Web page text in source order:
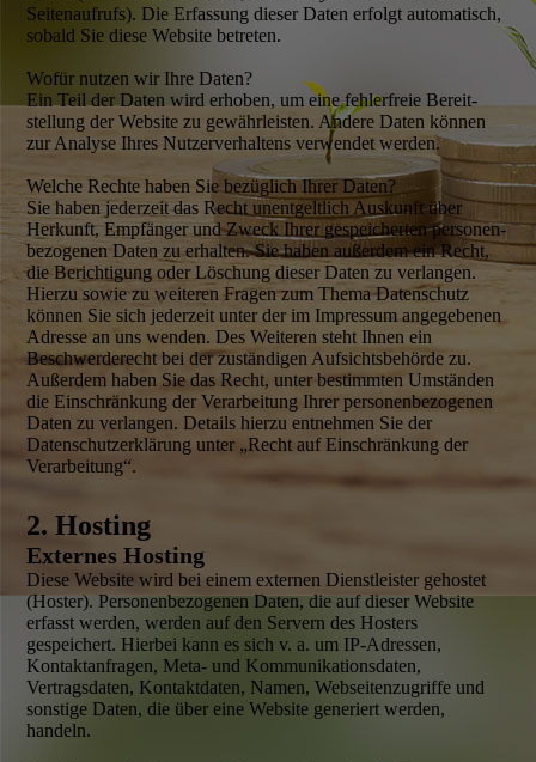
Seitenaufrufs). Die Erfassung dieser Daten erfolgt auto­matisch,
sobald Sie diese Website betreten.
Wofür nutzen wir Ihre Daten?
Ein Teil der Daten wird erhoben, um eine fehlerfreie Bereit­
stellung der Website zu gewähr­leisten. Andere Daten können
zur Analyse Ihres Nutzerverhaltens verwendet werden.
Welche Rechte haben Sie bezüglich Ihrer Daten?
Sie haben jederzeit das Recht unentgeltlich Auskunft über
Herkunft, Empfänger und Zweck Ihrer gespeicherten personen­
bezogenen Daten zu erhalten. Sie haben außerdem ein Recht,
die Berichtigung oder Löschung dieser Daten zu verlangen.
Hierzu sowie zu weiteren Fragen zum Thema Daten­schutz
können Sie sich jederzeit unter der im Impressum angegebenen
Adresse an uns wenden. Des Weiteren steht Ihnen ein
Beschwerde­recht bei der zuständigen Aufsichts­behörde zu.
Außerdem haben Sie das Recht, unter bestimmten Umständen
die Einschränkung der Verarbeitung Ihrer personen­bezogenen
Daten zu verlangen. Details hierzu entnehmen Sie der
Datenschutz­erklärung unter „Recht auf Einschränkung der
Verarbeitung“.
2. Hosting
Externes Hosting
Diese Website wird bei einem externen Dienst­leister gehostet
(Hoster). Personen­bezogenen Daten, die auf dieser Website
erfasst werden, werden auf den Servern des Hosters
gespeichert. Hierbei kann es sich v. a. um IP-Adressen,
Kontakt­anfragen, Meta- und Kommunikations­daten,
Vertragsdaten, Kontaktdaten, Namen, Webseitenzugriffe und
sonstige Daten, die über eine Website generiert werden,
handeln.